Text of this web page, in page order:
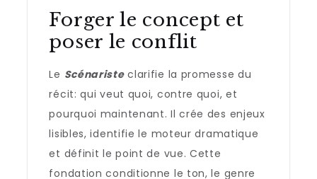
Forger le concept et
poser le conflit
Le Scénaristeclarifie la promesse du
récit: qui veut quoi, contre quoi, et
pourquoi maintenant. Il crée des enjeux
lisibles, identifie le moteur dramatique
et définit le point de vue. Cette
fondation conditionne le ton, le genre